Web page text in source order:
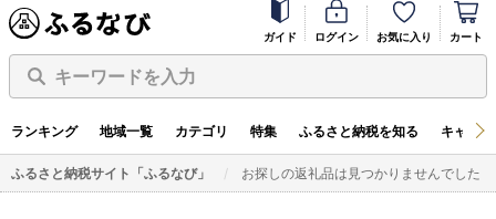
ガイド ログイン お気に入り カート
キーワードを入力
ランキング 地域一覧 カテゴリ 特集 ふるさと納税を知る キャン
ふるさと納税サイト「ふるなび」 お探しの返礼品は見つかりませんでした